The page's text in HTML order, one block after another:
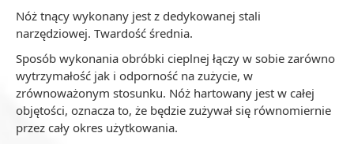
Nóż tnący wykonany jest z dedykowanej stali
narzędziowej. Twardość średnia.
Sposób wykonania obróbki cieplnej łączy w sobie zarówno
wytrzymałość jak i odporność na zużycie, w
zrównoważonym stosunku. Nóż hartowany jest w całej
objętości, oznacza to, że będzie zużywał się równomiernie
przez cały okres użytkowania.